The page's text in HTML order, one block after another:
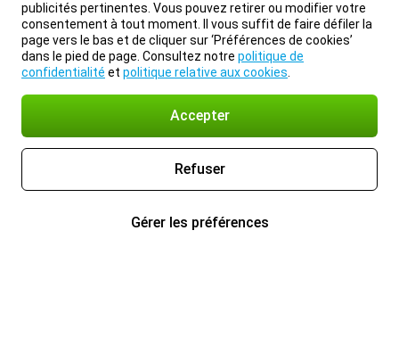
publicités pertinentes. Vous pouvez retirer ou modifier votre
consentement à tout moment. Il vous suffit de faire défiler la
page vers le bas et de cliquer sur ‘Préférences de cookies’
dans le pied de page. Consultez notre politique de
confidentialité et politique relative aux cookies
Accepter
Refuser
Gérer les préférences